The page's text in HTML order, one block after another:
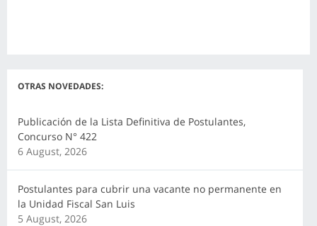
OTRAS NOVEDADES:
Publicación de la Lista Definitiva de Postulantes,
Concurso N° 422
6 August, 2026
Postulantes para cubrir una vacante no permanente en
la Unidad Fiscal San Luis
5 August, 2026